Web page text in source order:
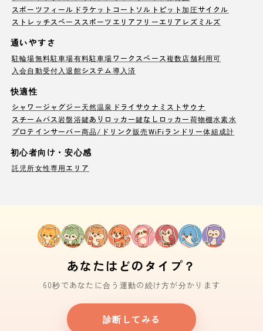
スポーツフィールド ラケットコート ソルトピット加圧サイクル
ストレッチスペース スポーツエリア フリーエリア レズミルズ
通いやすさ
駐輪場無料駐車場有料駐車場ワークスペース複数店舗利用可
入会自動受付 入退館システム導入済
快適性
シャワージャグジー天然温泉 ドライサウナ ミストサウナ
スチームバス岩盤浴鍵ありロッカー鍵なしロッカー荷物棚水素水
プロテインサーバー商品/ドリンク販売WiFi ランドリー体組成計
初心者向け・安心感
託児所女性専用エリア
あなたはどのタイプ？
60秒であなたに合う運動の続け方が分かります
診断してみる